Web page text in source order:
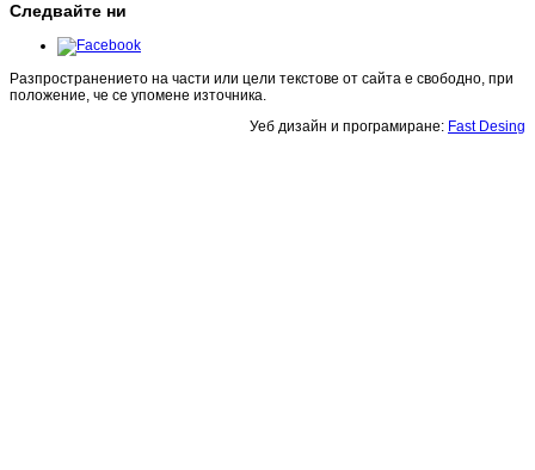
Следвайте ни
Разпространението на части или цели текстове от сайта е свободно, при
положение, че се упомене източника.
Уеб дизайн и програмиране: Fast Desing